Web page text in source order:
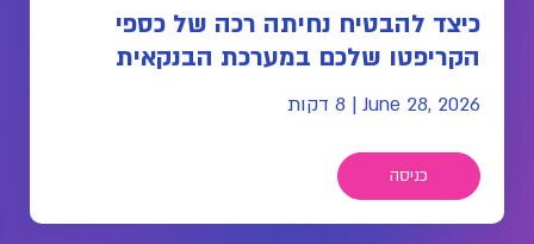
כיצד להבטיח נחיתה רכה של כספי
הקריפטו שלכם במערכת הבנקאית
June 28, 2026
| 8 דקות
כניסה